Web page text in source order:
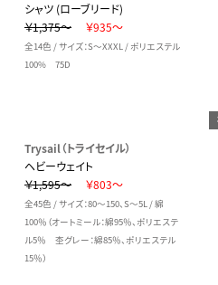
シャツ (ローブリード)
￥1,375～
￥935～
全14色 / サイズ：S～XXXL / ポリエステル
100% 75D
Trysail（トライセイル）
ヘビーウェイト
￥1,595～
￥803～
全45色 / サイズ：80～150、S～5L / 綿
100％（オートミール：綿95％、ポリエステ
ル5％ 杢グレー：綿85％、ポリエステル
15％）